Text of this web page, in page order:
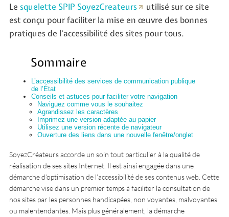
Lesquelette SPIP SoyezCreateurs
utilisé sur ce site
est conçu pour faciliter la mise en œuvre des bonnes
pratiques de l’accessibilité des sites pour tous.
Sommaire
L’accessibilité des services de communication publique
de l’État
Conseils et astuces pour faciliter votre navigation
Naviguez comme vous le souhaitez
Agrandissez les caractères
Imprimez une version adaptée au papier
Utilisez une version récente de navigateur
Ouverture des liens dans une nouvelle fenêtre/onglet
SoyezCréateurs accorde un soin tout particulier à la qualité de
réalisation de ses sites Internet. Il est ainsi engagée dans une
démarche d’optimisation de l’accessibilité de ses contenus web. Cette
démarche vise dans un premier temps à faciliter la consultation de
nos sites par les personnes handicapées, non voyantes, malvoyantes
ou malentendantes. Mais plus généralement, la démarche